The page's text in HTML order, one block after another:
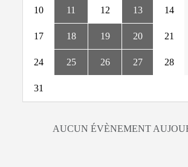
10 11 12 13 14
17 18 19 20 21
24 25 26 27 28
31
AUCUN ÉVÈNEMENT